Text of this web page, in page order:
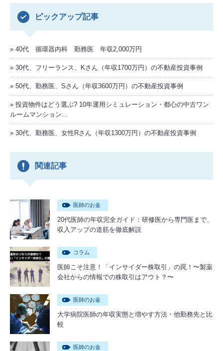
ピックアップ記事
40代 循環器内科 勤務医 年収2,000万円
30代、フリーランス、Kさん（年収1700万円）の不動産投資事例
50代、勤務医、Sさん（年収3600万円）の不動産投資事例
投資物件はどう選ぶ? 10年運用シミュレーション・都心の中古ワン
ルームマンション…
30代、勤務医、女性Rさん（年収1300万円）の不動産投資事例
関連記事
医師のお金
20代医師の年収完全ガイド：研修医から専門医まで、
収入アップの道筋を徹底解説
コラム
医師こそ注意！「インサイダー株取引」の罠！〜製薬
会社からの情報での株取引はアウト？〜
医師のお金
大学病院医師の年収実態と増やす方法・他勤務先と比
較
医師のお金